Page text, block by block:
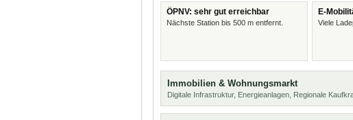
ÖPNV: sehr gut erreichbar
Nächste Station bis 500 m entfernt.
E-
Viele
Immobilien & Wohnungsmarkt
Digitale Infrastruktur, Energieanlagen, Regionale